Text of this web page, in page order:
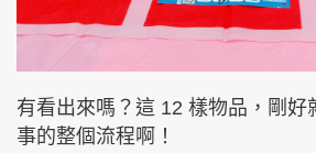
有看出來嗎？這 12 樣物品，剛好
事的整個流程啊！